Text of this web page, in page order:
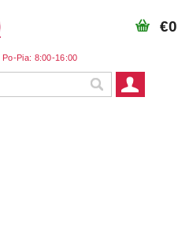
€0